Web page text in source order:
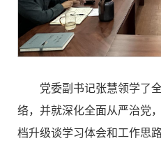
党委副书记张慧领学了
络，并就深化全面从严治党
档升级谈学习体会和工作思